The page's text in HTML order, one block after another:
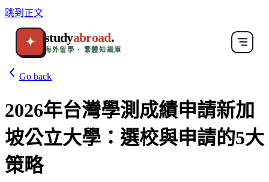
跳到正文
✦ studyabroad.
海外留學 · 繁體知識庫
Go back
2026年台灣學測成績申請新加
坡公立大學：選校與申請的5大
策略